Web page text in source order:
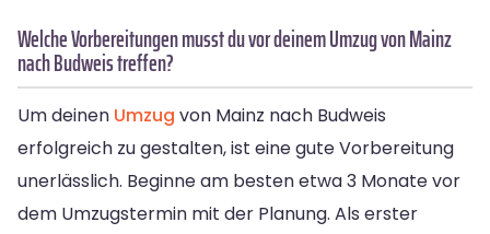
Welche Vorbereitungen musst du vor deinem Umzug von Mainz
nach Budweis treffen?
Um deinen Umzug von Mainz nach Budweis
erfolgreich zu gestalten, ist eine gute Vorbereitung
unerlässlich. Beginne am besten etwa 3 Monate vor
dem Umzugstermin mit der Planung. Als erster